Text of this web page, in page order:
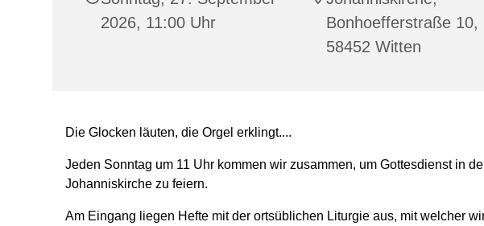
2026, 11:00 Uhr
Bonhoefferstraße 10,
58452 Witten
Die Glocken läuten, die Orgel erklingt....
Jeden Sonntag um 11 Uhr kommen wir zusammen, um Gottesdienst in
Johanniskirche zu feiern.
Am Eingang liegen Hefte mit der ortsüblichen Liturgie aus, mit welcher